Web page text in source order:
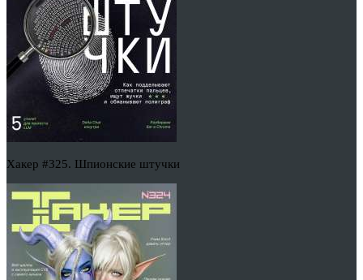
Хакер #325. Шпионские штучки